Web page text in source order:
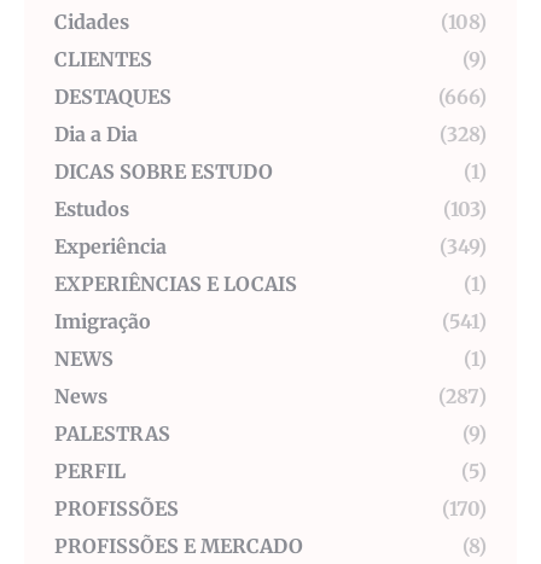
Cidades
(108)
CLIENTES
(9)
DESTAQUES
(666)
Dia a Dia
(328)
DICAS SOBRE ESTUDO
(1)
Estudos
(103)
Experiência
(349)
EXPERIÊNCIAS E LOCAIS
(1)
Imigração
(541)
NEWS
(1)
News
(287)
PALESTRAS
(9)
PERFIL
(5)
PROFISSÕES
(170)
PROFISSÕES E MERCADO
(8)